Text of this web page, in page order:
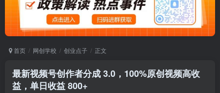
首页 网创学校 创业点子 正文
最新视频号创作者分成 3.0，100%原创视频高收
益，单日收益 800+